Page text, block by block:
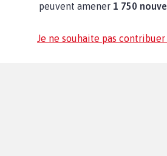
peuvent amener 1 750
Je ne souhaite pas